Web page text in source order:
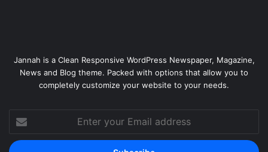
Jannah is a Clean Responsive WordPress Newspaper, Magazine,
News and Blog theme. Packed with options that allow you to
completely customize your website to your needs.
your
Email